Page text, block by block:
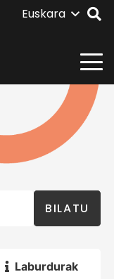
Euskara
BILATU
Laburdurak